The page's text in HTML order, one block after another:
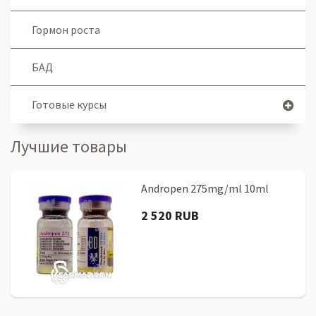
Гормон роста
БАД
Готовые курсы
Лучшие товары
Andropen 275mg/ml 10ml
2 520 RUB